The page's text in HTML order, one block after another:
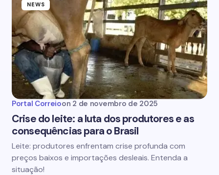
NEWS
Portal Correioon 2 de novembro de 2025
Crise do leite: a luta dos produtores e as
consequências para o Brasil
Leite: produtores enfrentam crise profunda com
preços baixos e importações desleais. Entenda a
situação!